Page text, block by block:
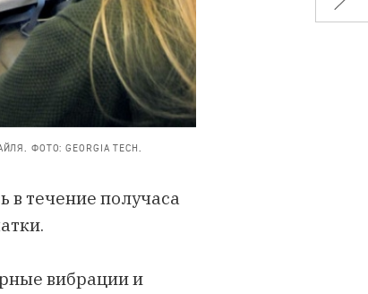
ФОТО: GEORGIA TECH.
в течение получаса
вибрации и